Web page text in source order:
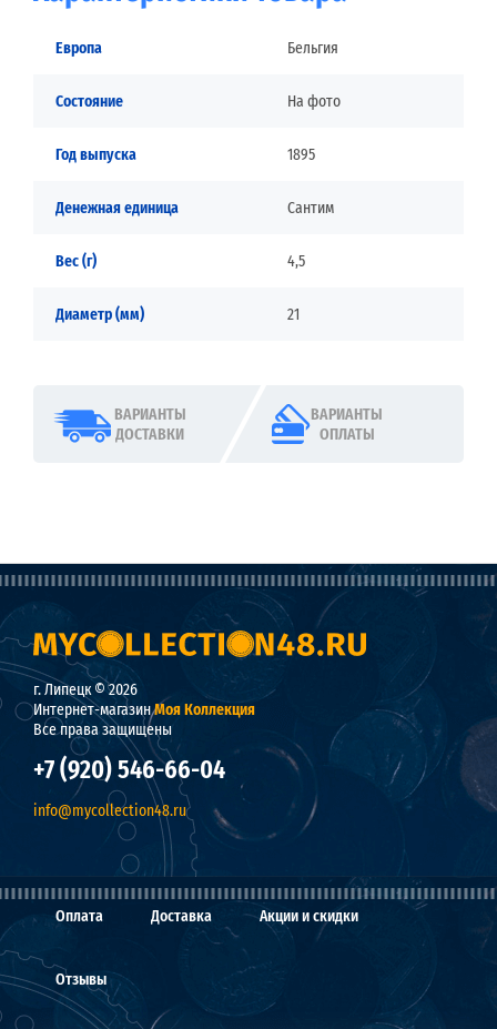
Европа Бельгия
Состояние На фото
Год выпуска 1895
Денежная единица Сантим
Вес (г) 4,5
Диаметр (мм) 21
ВАРИАНТЫ
ДОСТАВКИ
ВАРИАНТЫ
ОПЛАТЫ
г. Липецк © 2026
Интернет-магазинМоя Коллекция
Все права защищены
+7 (920) 546-66-04
info@mycollection48.ru
Оплата Доставка Акции и скидки
Отзывы